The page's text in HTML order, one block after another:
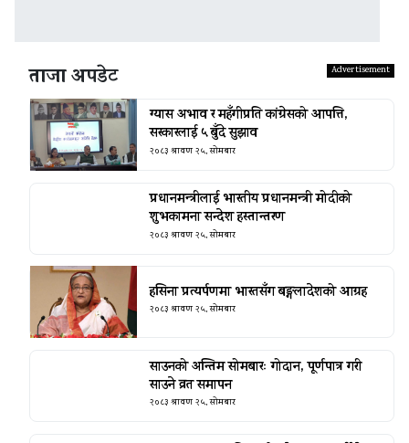
ताजा अपडेट
ग्यास अभाव र महँगीप्रति कांग्रेसको आपत्ति,
सरकारलाई ५ बुँदे सुझाव
२०८३ श्रावण २५, सोमबार
प्रधानमन्त्रीलाई भारतीय प्रधानमन्त्री मोदीको
शुभकामना सन्देश हस्तान्तरण
२०८३ श्रावण २५, सोमबार
हसिना प्रत्यर्पणमा भारतसँग बङ्गलादेशको आग्रह
२०८३ श्रावण २५, सोमबार
साउनको अन्तिम सोमबारः गोदान, पूर्णपात्र गरी
साउने व्रत समापन
२०८३ श्रावण २५, सोमबार